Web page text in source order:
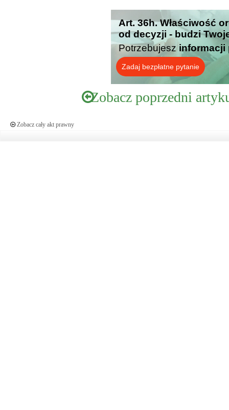
Art. 36h. Właściwość
od decyzji - budzi
Potrzebujesz informacji
Zadaj bezpłatne pytanie
Zobacz poprzedni
Zobacz cały akt prawny